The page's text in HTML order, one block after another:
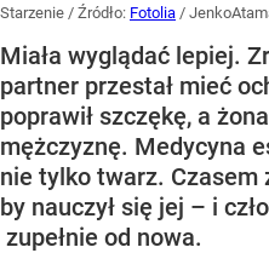
Starzenie / Źródło: Fotolia /
Miała wyglądać lepiej.
partner przestał mieć
poprawił szczękę, a
mężczyznę. Medycyna
nie tylko twarz. Czasem
by nauczył się jej – i
zupełnie od nowa.